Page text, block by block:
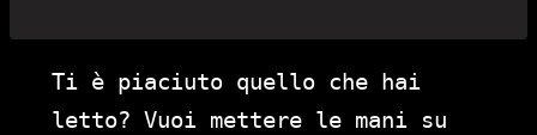
Ti è piaciuto quello che hai
letto? Vuoi mettere le mani su